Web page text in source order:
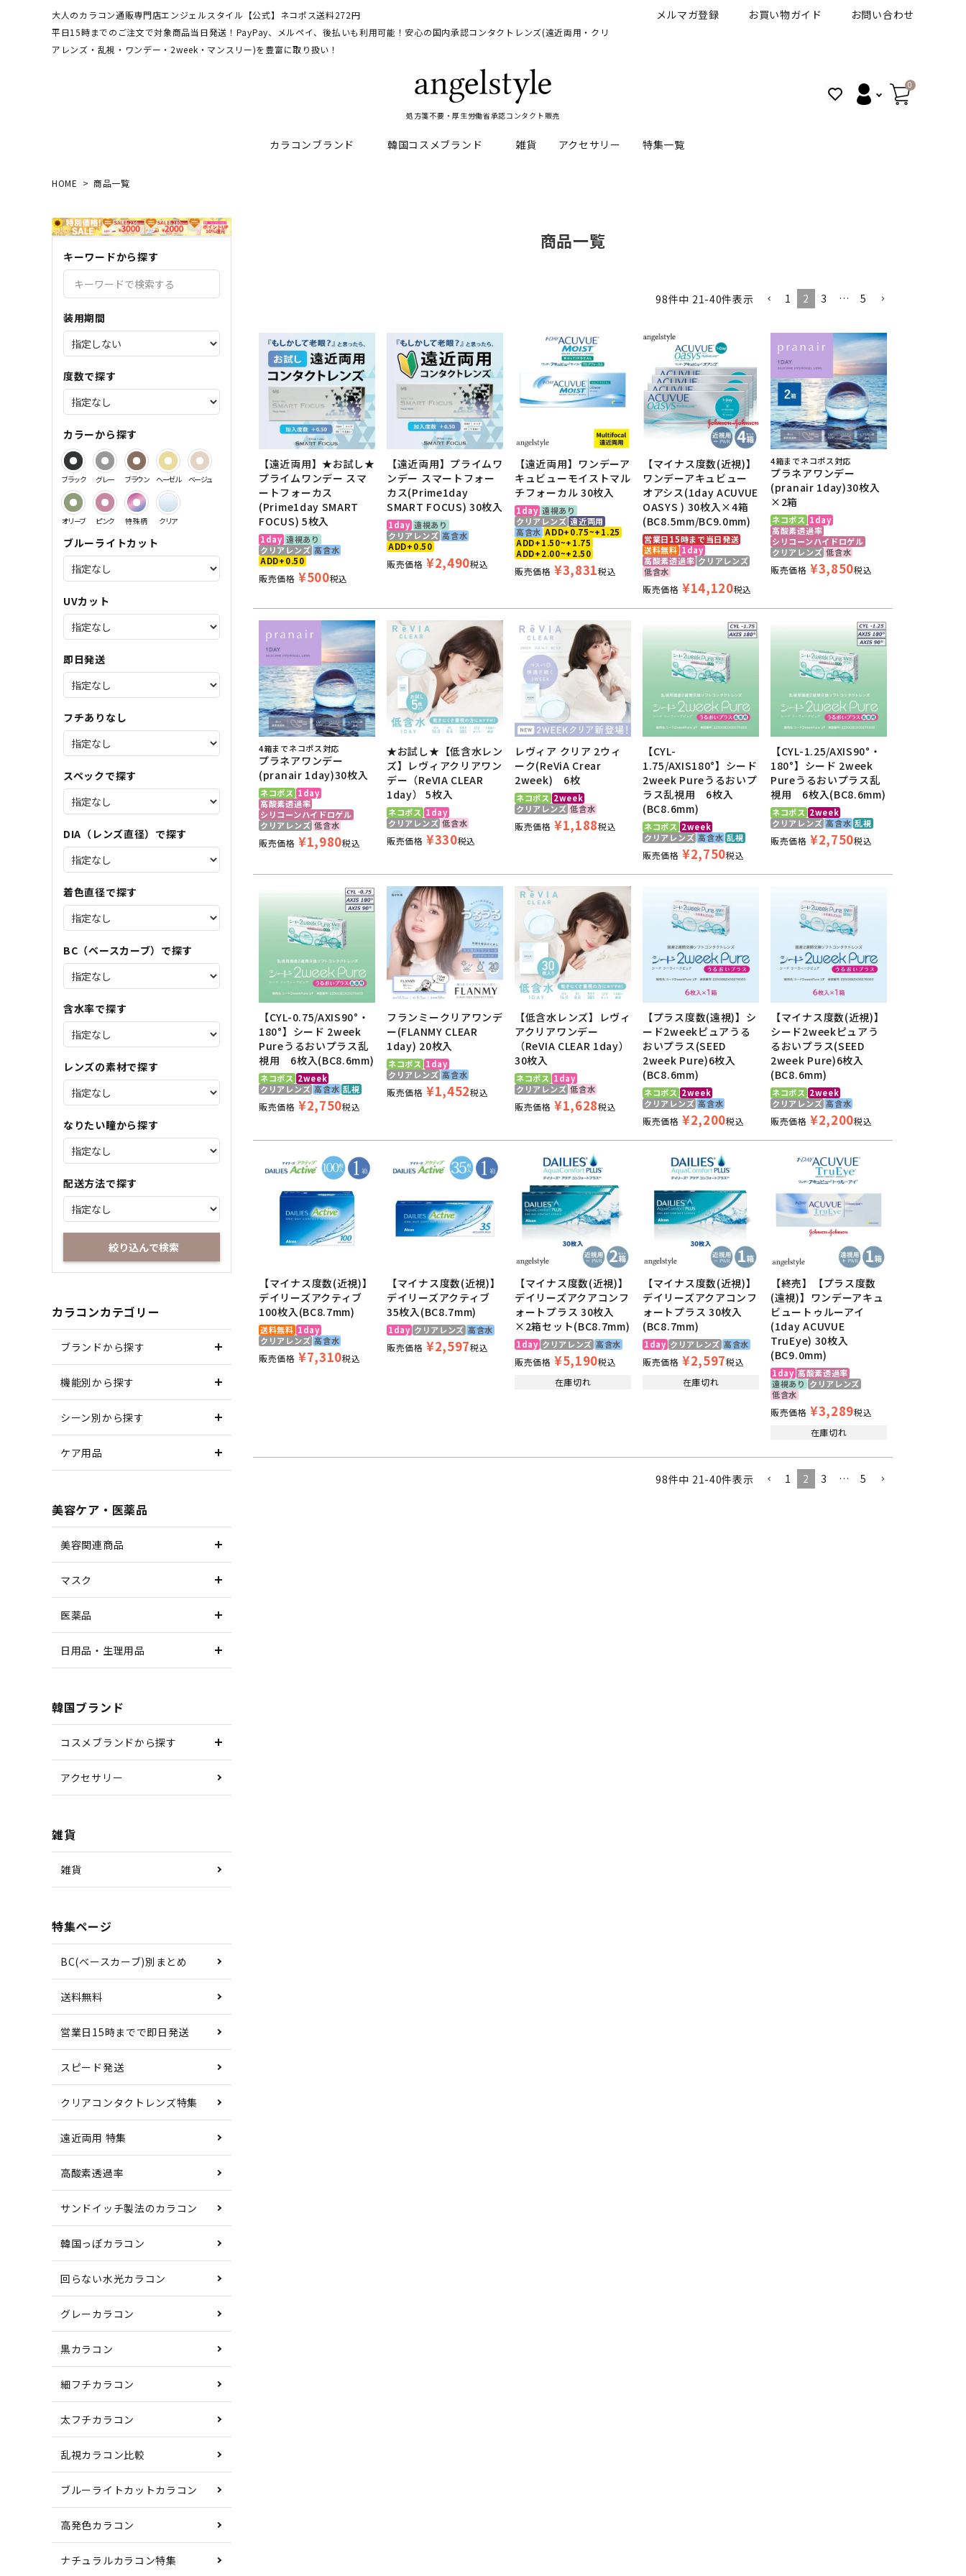
大人のカラコン通販専門店エンジェルスタイル【公式】ネコポス送料272円
平日15時までのご注文で対象商品当日発送！PayPay、メルペイ、後払いも利用可能！安心の国内承認コンタクトレンズ(遠近両用・クリ
アレンズ・乱視・ワンデー・2week・マンスリー)を豊富に取り扱い！
メルマガ登録 お買い物ガイド お問い合わせ
処方箋不要・厚生労働省承認コンタクト販売
0
カラコンブランド
ディファインモイスト
エバーカラーシリーズ
レヴィアワンマンス
韓国コスメブランド
3CE Dr.jart+
その他ブランドはこちら
雑貨 アクセサリー 特集一覧
乱視カラコン比較 UVカットカラコン
バレないカラコン ハロウィンカラコン特集
サンドイッチ製法特集
HOME 商品一覧
キーワードから探す
装用期間
度数で探す
カラーから探す
ブラック グレー ブラウン ヘーゼル ベージュ
オリーブ ピンク 特殊柄 クリア
ブルーライトカット
UVカット
即日発送
フチありなし
スペックで探す
DIA（レンズ直径）で探す
着色直径で探す
BC（ベースカーブ）で探す
含水率で探す
レンズの素材で探す
なりたい瞳から探す
配送方法で探す
絞り込んで検索
カラコンカテゴリー
ブランドから探す
機能別から探す
シーン別から探す
ケア用品
美容ケア・医薬品
美容関連商品
マスク
医薬品
日用品・生理用品
韓国ブランド
コスメブランドから探す
アクセサリー
雑貨
雑貨
特集ページ
BC(ベースカーブ)別まとめ
送料無料
営業日15時までで即日発送
スピード発送
クリアコンタクトレンズ特集
遠近両用 特集
高酸素透過率
サンドイッチ製法のカラコン
韓国っぽカラコン
回らない水光カラコン
グレーカラコン
黒カラコン
細フチカラコン
太フチカラコン
乱視カラコン比較
ブルーライトカットカラコン
高発色カラコン
ナチュラルカラコン特集
商品一覧
98件中 21-40件表示 1 2 3 … 5
【遠近両用】★お試し★
プライムワンデー スマ
ートフォーカス
(Prime1day SMART
FOCUS) 5枚入
1day 遠視あり
クリアレンズ 高含水
ADD+0.50
販売価格 ¥500税込
【遠近両用】プライムワ
ンデー スマートフォー
カス(Prime1day
SMART FOCUS) 30枚入
1day 遠視あり
クリアレンズ 高含水
ADD+0.50
販売価格 ¥2,490税込
【遠近両用】ワンデーア
キュビューモイストマル
チフォーカル 30枚入
1day 遠視あり
クリアレンズ 遠近両用
高含水 ADD+0.75~+1.25
ADD+1.50~+1.75
ADD+2.00~+2.50
販売価格 ¥3,831税込
【マイナス度数(近視)】
ワンデーアキュビュー
オアシス(1day ACUVUE
OASYS ) 30枚入×4箱
(BC8.5mm/BC9.0mm)
営業日15時まで当日発送
送料無料 1day
高酸素透過率 クリアレンズ
低含水
販売価格 ¥14,120税込
4箱までネコポス対応
プラネアワンデー
(pranair 1day)30枚入
×2箱
ネコポス 1day
高酸素透過率
シリコーンハイドロゲル
クリアレンズ 低含水
販売価格 ¥3,850税込
4箱までネコポス対応
プラネアワンデー
(pranair 1day)30枚入
ネコポス 1day
高酸素透過率
シリコーンハイドロゲル
クリアレンズ 低含水
販売価格 ¥1,980税込
★お試し★【低含水レン
ズ】レヴィアクリアワン
デー（ReVIA CLEAR
1day） 5枚入
ネコポス 1day
クリアレンズ 低含水
販売価格 ¥330税込
レヴィア クリア 2ウィ
ーク(ReViA Crear
2week) 6枚
ネコポス 2week
クリアレンズ 低含水
販売価格 ¥1,188税込
【CYL-
1.75/AXIS180°】シード
2week Pureうるおいプ
ラス乱視用 6枚入
(BC8.6mm)
ネコポス 2week
クリアレンズ 高含水 乱視
販売価格 ¥2,750税込
【CYL-1.25/AXIS90°・
180°】シード 2week
Pureうるおいプラス乱
視用 6枚入(BC8.6mm)
ネコポス 2week
クリアレンズ 高含水 乱視
販売価格 ¥2,750税込
【CYL-0.75/AXIS90°・
180°】シード 2week
Pureうるおいプラス乱
視用 6枚入(BC8.6mm)
ネコポス 2week
クリアレンズ 高含水 乱視
販売価格 ¥2,750税込
フランミークリアワンデ
ー(FLANMY CLEAR
1day) 20枚入
ネコポス 1day
クリアレンズ 高含水
販売価格 ¥1,452税込
【低含水レンズ】レヴィ
アクリアワンデー
（ReVIA CLEAR 1day）
30枚入
ネコポス 1day
クリアレンズ 低含水
販売価格 ¥1,628税込
【プラス度数(遠視)】シ
ード2weekピュアうる
おいプラス(SEED
2week Pure)6枚入
(BC8.6mm)
ネコポス 2week
クリアレンズ 高含水
販売価格 ¥2,200税込
【マイナス度数(近視)】
シード2weekピュアう
るおいプラス(SEED
2week Pure)6枚入
(BC8.6mm)
ネコポス 2week
クリアレンズ 高含水
販売価格 ¥2,200税込
【マイナス度数(近視)】
デイリーズアクティブ
100枚入(BC8.7mm)
送料無料 1day
クリアレンズ 高含水
販売価格 ¥7,310税込
【マイナス度数(近視)】
デイリーズアクティブ
35枚入(BC8.7mm)
1day クリアレンズ 高含水
販売価格 ¥2,597税込
【マイナス度数(近視)】
デイリーズアクアコンフ
ォートプラス 30枚入
×2箱セット(BC8.7mm)
1day クリアレンズ 高含水
販売価格 ¥5,190税込
在庫切れ
【マイナス度数(近視)】
デイリーズアクアコンフ
ォートプラス 30枚入
(BC8.7mm)
1day クリアレンズ 高含水
販売価格 ¥2,597税込
在庫切れ
【終売】【プラス度数
(遠視)】ワンデーアキュ
ビュートゥルーアイ
(1day ACUVUE
TruEye) 30枚入
(BC9.0mm)
1day 高酸素透過率
遠視あり クリアレンズ
低含水
販売価格 ¥3,289税込
在庫切れ
98件中 21-40件表示 1 2 3 … 5